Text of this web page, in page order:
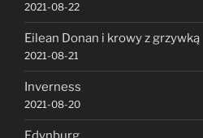
2021-08-22
Eilean Donan i krowy z grzywką
2021-08-21
Inverness
2021-08-20